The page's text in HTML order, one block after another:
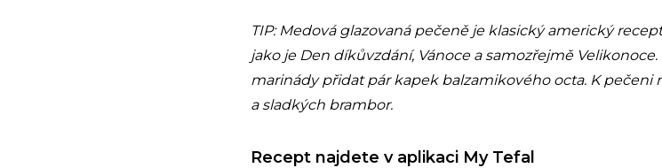
TIP: Medová glazovaná pečeně je klasický americký
jako je Den díkůvzdání, Vánoce a samozřejmě
marinády přidat pár kapek balzamikového octa. K pečeni
a sladkých brambor.
Recept najdete v aplikaci My Tefal